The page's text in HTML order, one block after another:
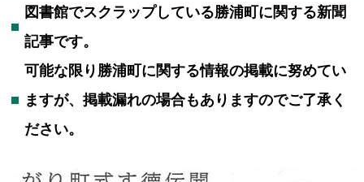
図書館でスクラップしている勝浦町に関する新聞
記事です。
可能な限り勝浦町に関する情報の掲載に努めてい
ますが、掲載漏れの場合もありますのでご了承く
ださい。